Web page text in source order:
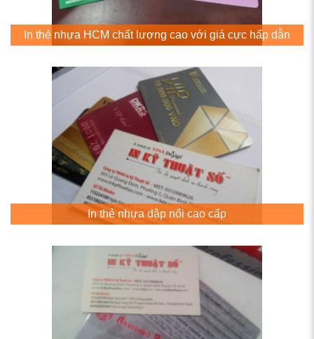
In thẻ nhựa HCM chất lượng cao với giá cực hấp dẫn
In thẻ nhựa dập nổi cao cấp